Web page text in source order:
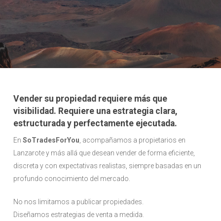
Vender su propiedad requiere más que
visibilidad. Requiere una estrategia clara,
estructurada y perfectamente ejecutada.
En SoTradesForYou , acompañamos a propietarios en
Lanzarote y más allá que desean vender de forma eficiente,
discreta y con expectativas realistas, siempre basadas en un
profundo conocimiento del mercado.
No nos limitamos a publicar propiedades.
Diseñamos estrategias de venta a medida.